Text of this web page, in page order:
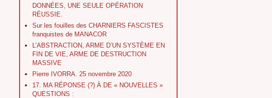
DONNÉES, UNE SEULE OPÉRATION
RÉUSSIE.
Sur les fouilles des CHARNIERS FASCISTES
franquistes de MANACOR
L’ABSTRACTION, ARME D’UN SYSTÈME EN
FIN DE VIE, ARME DE DESTRUCTION
MASSIVE
Pierre IVORRA. 25 novembre 2020
17. MA RÉPONSE (?) À DE « NOUVELLES »
QUESTIONS :